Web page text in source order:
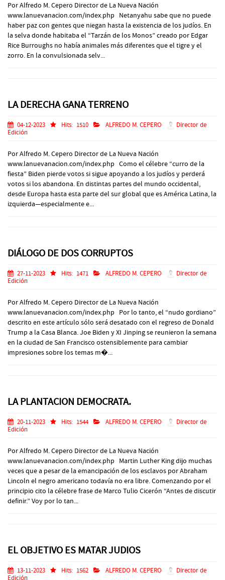
Por Alfredo M. Cepero Director de La Nueva Nación
www.lanuevanacion.com/index.php Netanyahu sabe que no puede
haber paz con gentes que niegan hasta la existencia de los judíos. En
la selva donde habitaba el “Tarzán de los Monos” creado por Edgar
Rice Burroughs no había animales más diferentes que el tigre y el
zorro. En la convulsionada selv...
LA DERECHA GANA TERRENO
04-12-2023 Hits: 1510 ALFREDO M. CEPERO
Director de
Edición
Por Alfredo M. Cepero Director de La Nueva Nación
www.lanuevanacion.com/index.php Como el célebre “curro de la
fiesta” Biden pierde votos si sigue apoyando a los judíos y perderá
votos si los abandona. En distintas partes del mundo occidental,
desde Europa hasta esta parte del sur global que es América Latina, la
izquierda—especialmente e...
DIÁLOGO DE DOS CORRUPTOS
27-11-2023 Hits: 1471 ALFREDO M. CEPERO
Director de
Edición
Por Alfredo M. Cepero Director de La Nueva Nación
www.lanuevanacion.com/index.php Por lo tanto, el “nudo gordiano”
descrito en este artículo sólo será desatado con el regreso de Donald
Trump a la Casa Blanca. Joe Biden y XI Jinping se reunieron la semana
en la ciudad de San Francisco ostensiblemente para cambiar
impresiones sobre los temas m�...
LA PLANTACION DEMOCRATA.
20-11-2023 Hits: 1544 ALFREDO M. CEPERO
Director de
Edición
Por Alfredo M. Cepero Director de La Nueva Nación
www.lanuevanacion.com/index.php Martin Luther King dijo muchas
veces que a pesar de la emancipación de los esclavos por Abraham
Lincoln el negro americano todavía no era libre. Comenzando por el
principio cito la célebre frase de Marco Tulio Cicerón “Antes de discutir
definir.” Voy por lo tan...
EL OBJETIVO ES MATAR JUDIOS
13-11-2023 Hits: 1562 ALFREDO M. CEPERO
Director de
Edición